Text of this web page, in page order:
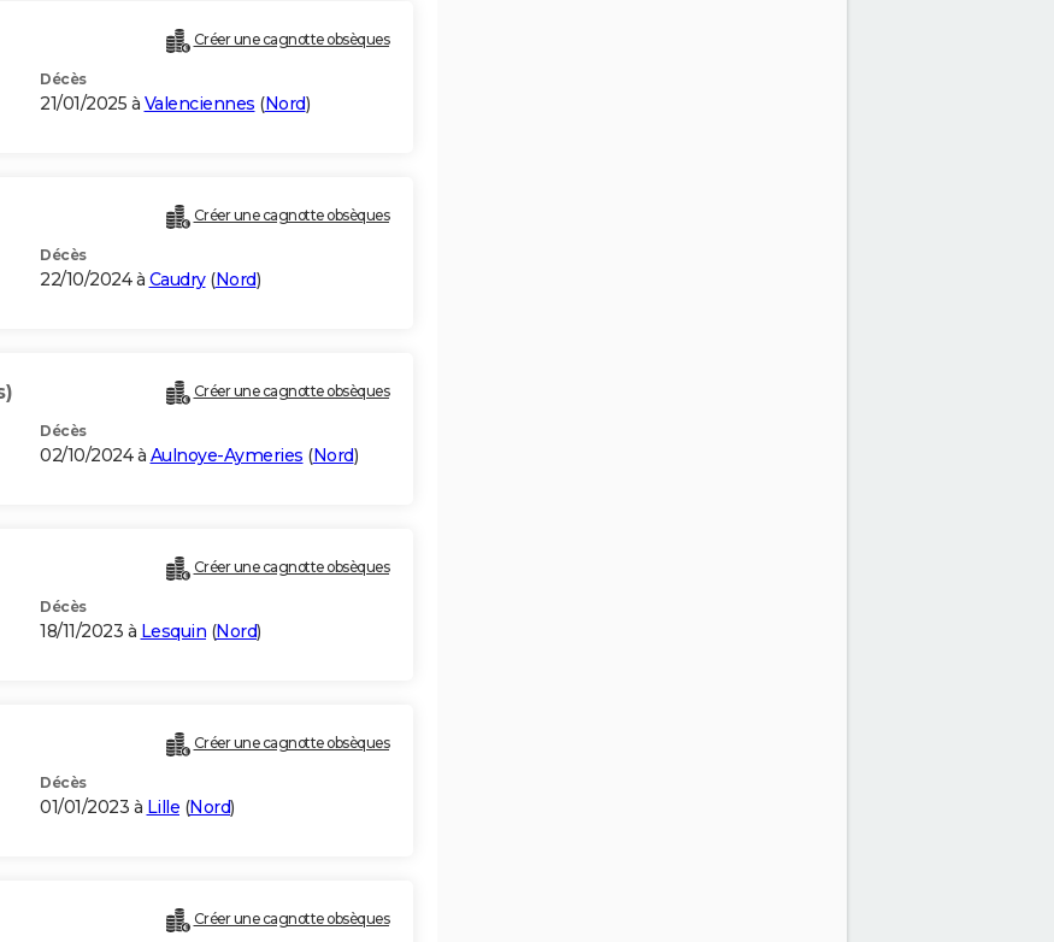
Créer une cagnotte obsèques
Décès
21/01/2025 à Valenciennes (Nord)
Créer une cagnotte obsèques
Décès
22/10/2024 à Caudry(Nord)
Créer une cagnotte obsèques
Décès
02/10/2024 à Aulnoye-Aymeries (Nord)
Créer une cagnotte obsèques
Décès
18/11/2023 à Lesquin (Nord)
Créer une cagnotte obsèques
Décès
01/01/2023 à Lille (Nord)
Créer une cagnotte obsèques